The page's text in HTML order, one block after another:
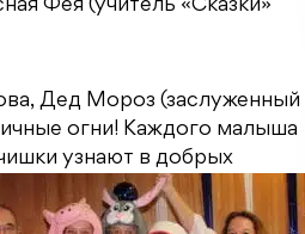
Фея (учитель «Сказки»
Дед Мороз (заслуженный
огни! Каждого малыша
узнают в добрых